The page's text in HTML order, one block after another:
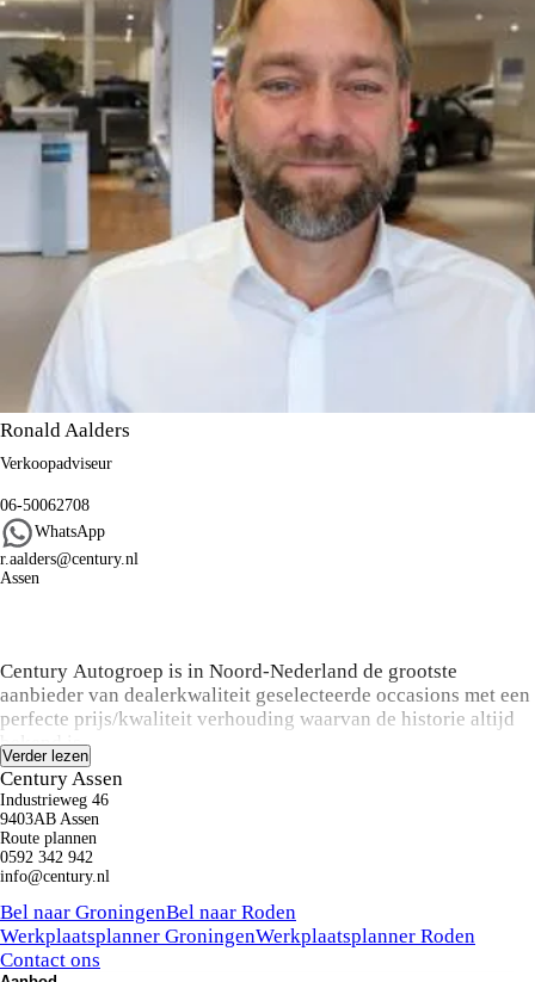
Ronald Aalders
Verkoopadviseur
06-50062708
WhatsApp
r.aalders@century.nl
Assen
Century Autogroep is in Noord-Nederland de grootste
aanbieder van dealerkwaliteit geselecteerde occasions met een
perfecte prijs/kwaliteit verhouding waarvan de historie altijd
bekend is.
Koop:
Bij aanschaf van een occasion kunt u een keuze maken uit
onze onderhoud en zekerheid pakketten variërend van basis
tot luxe inclusief o.a. de labels Das Welt
Auto, ZekerŠKODA en Audi Selectie Plus. Inruil en
financiering is altijd mogelijk
Alle prijzen zijn onder voorbehoud van druk – en zetfouten.
Verder lezen
Century Assen
Industrieweg 46
9403AB Assen
Route plannen
0592 342 942
info@century.nl
Bel naar GroningenBel naar Roden
Werkplaatsplanner GroningenWerkplaatsplanner Roden
Contact ons